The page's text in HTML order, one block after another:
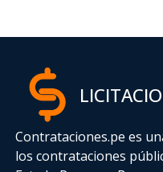
Contrataciones.pe es
los contrataciones